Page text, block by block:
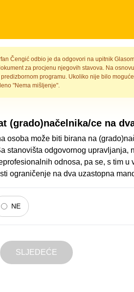
Čengić odbio je da odgovori na upitnik
za procjenu njegovih stavova. Na
programu. Ukoliko nije bilo
"Nema mišljenje".
(grado)načelnika/ce na
osoba može biti birana na
stanovišta odgovornog upravljanja,
odnosa, pa se, s tim u
ograničenje na dva uzastopna
NE
SLJEDEĆE